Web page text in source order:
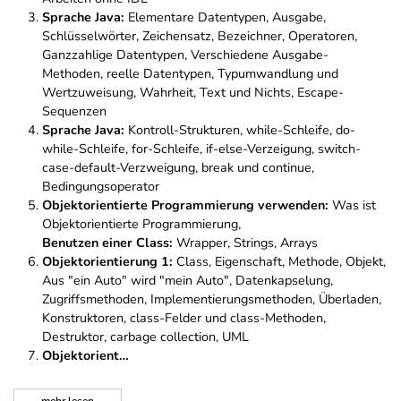
Sprache Java: Elementare Datentypen, Ausgabe,
Schlüsselwörter, Zeichensatz, Bezeichner, Operatoren,
Ganzzahlige Datentypen, Verschiedene Ausgabe-
Methoden, reelle Datentypen, Typumwandlung und
Wertzuweisung, Wahrheit, Text und Nichts, Escape-
Sequenzen
Sprache Java: Kontroll-Strukturen, while-Schleife, do-
while-Schleife, for-Schleife, if-else-Verzeigung, switch-
case-default-Verzweigung, break und continue,
Bedingungsoperator
Objektorientierte Programmierung verwenden: Was ist
Objektorientierte Programmierung,
Benutzen einer Class: Wrapper, Strings, Arrays
Objektorientierung 1: Class, Eigenschaft, Methode, Objekt,
Aus "ein Auto" wird "mein Auto", Datenkapselung,
Zugriffsmethoden, Implementierungsmethoden, Überladen,
Konstruktoren, class-Felder und class-Methoden,
Destruktor, carbage collection, UML
Objektorient…